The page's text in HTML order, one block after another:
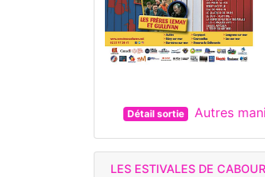
Détail sortie Autres
LES ESTIVALES DE